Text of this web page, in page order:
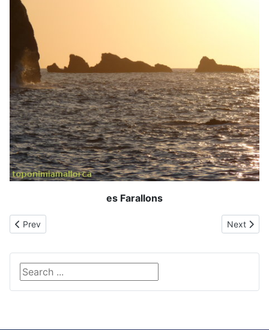
es Farallons
Previous article: Platja de Can Pruaga
Prev Next
Next
Search ...